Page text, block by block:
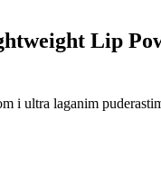
Lip
i ultra laganim